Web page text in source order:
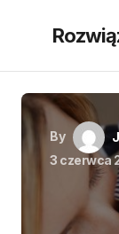
By
3 czerwca